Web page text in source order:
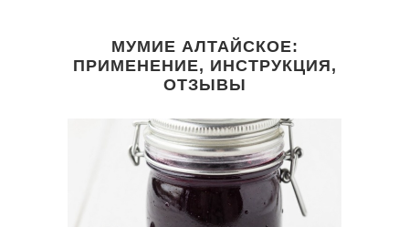
МУМИЕ АЛТАЙСКОЕ:
ПРИМЕНЕНИЕ, ИНСТРУКЦИЯ,
ОТЗЫВЫ